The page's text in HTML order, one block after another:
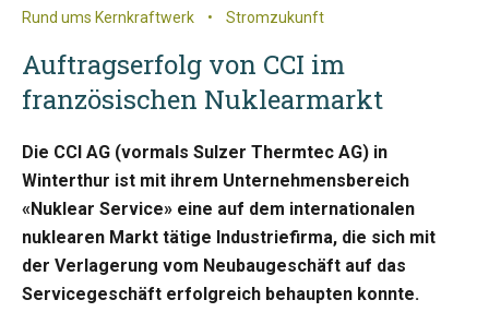
Rund ums Kernkraftwerk • Stromzukunft
Auftragserfolg von CCI im
französischen Nuklearmarkt
Die CCI AG (vormals Sulzer Thermtec AG) in
Winterthur ist mit ihrem Unternehmensbereich
«Nuklear Service» eine auf dem internationalen
nuklearen Markt tätige Industriefirma, die sich mit
der Verlagerung vom Neubaugeschäft auf das
Servicegeschäft erfolgreich behaupten konnte.